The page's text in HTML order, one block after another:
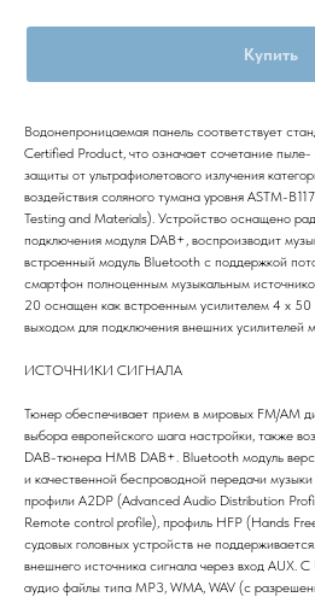
Купить
Водонепроницаемая панель соответствует
Certified Product, что означает сочетание
защиты от ультрафиолетового излучения
воздействия соляного тумана уровня ASTM-
Testing and Materials). Устройство оснащено
подключения модуля DAB+, воспроизводит
встроенный модуль Bluetooth с поддержкой
смартфон полноценным музыкальным
20 оснащен как встроенным усилителем 4 х
выходом для подключения внешних усилителей
ИСТОЧНИКИ СИГНАЛА
Тюнер обеспечивает прием в мировых FM/АМ
выбора европейского шага настройки, также
DAB-тюнера HMB DAB+. Bluetooth модуль
и качественной беспроводной передачи
профили A2DP (Advanced Audio Distribution
Remote control profile), профиль HFP (Hands
судовых головных устройств не
внешнего источника сигнала через вход AUX.
аудио файлы типа MP3, WMA, WAV (с